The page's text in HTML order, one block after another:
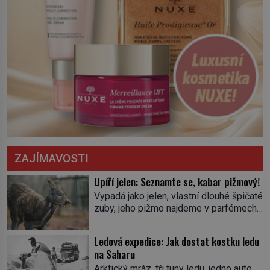
ZAJÍMAVOSTI
Upíří jelen: Seznamte se, kabar pižmový!
Vypadá jako jelen, vlastní dlouhé špičaté
zuby, jeho pižmo najdeme v parfémech
jediného zástupce zvířecí říše – kabara
pižmového. V Evropě ho jako první
Ledová expedice: Jak dostat kostku ledu
na Saharu